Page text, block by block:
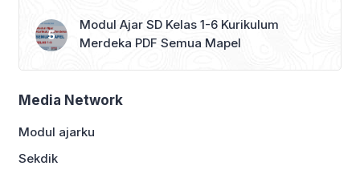
Modul Ajar SD Kelas 1-6 Kurikulum
Merdeka PDF Semua Mapel
Media Network
Modul ajarku
Sekdik